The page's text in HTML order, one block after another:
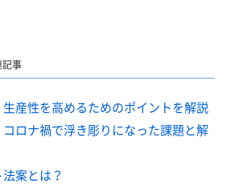
記事
産性を高めるためのポイントを解説
ロナ禍で浮き彫りになった課題と解
案とは？